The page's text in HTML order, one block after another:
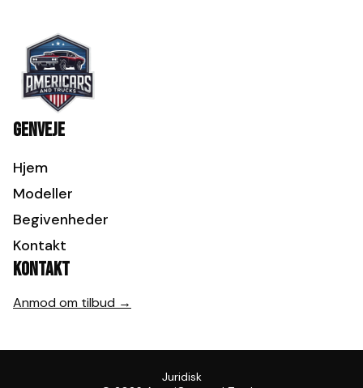
Genveje
Hjem
Modeller
Begivenheder
Kontakt
Kontakt
Anmod om tilbud →
Juridisk